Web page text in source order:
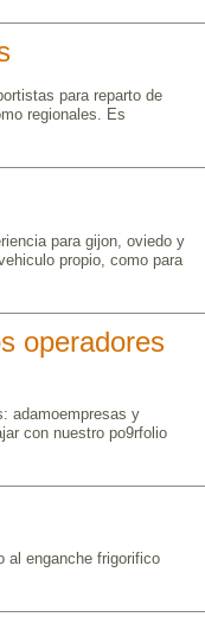
para reparto de
regionales. Es
para gijon, oviedo y
propio, como para
operadores
adamoempresas y
con nuestro po9rfolio
al enganche frigorifico